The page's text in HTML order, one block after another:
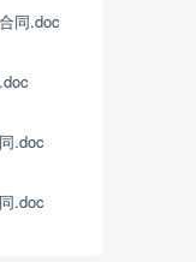
同.doc
.doc
.doc